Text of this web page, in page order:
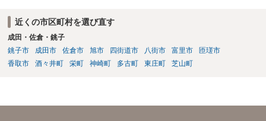
近くの市区町村を選び直す
成田・佐倉・銚子
銚子市
成田市 佐倉市 旭市 四街道市 八街市 富里市
匝瑳市
香取市
酒々井町 栄町 神崎町 多古町 東庄町 芝山町